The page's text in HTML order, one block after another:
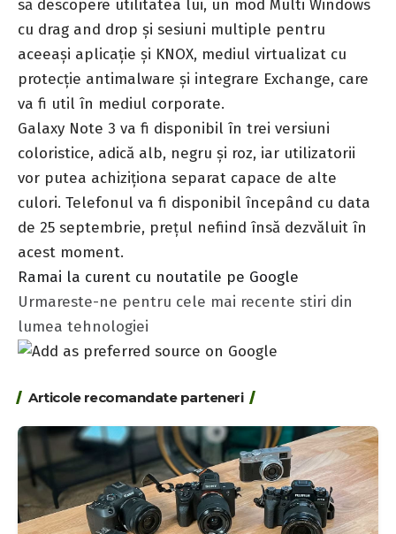
să descopere utilitatea lui, un mod Multi Windows
cu drag and drop şi sesiuni multiple pentru
aceeaşi aplicaţie şi KNOX, mediul virtualizat cu
protecţie antimalware şi integrare Exchange, care
va fi util în mediul corporate.
Galaxy Note 3 va fi disponibil în trei versiuni
coloristice, adică alb, negru şi roz, iar utilizatorii
vor putea achiziţiona separat capace de alte
culori. Telefonul va fi disponibil începând cu data
de 25 septembrie, preţul nefiind însă dezvăluit în
acest moment.
Ramai la curent cu noutatile pe Google
Urmareste-ne pentru cele mai recente stiri din
lumea tehnologiei
Articole recomandate parteneri